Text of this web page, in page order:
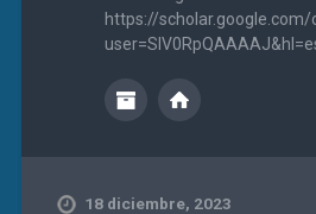
https://scholar.google.com/
18 diciembre, 2023